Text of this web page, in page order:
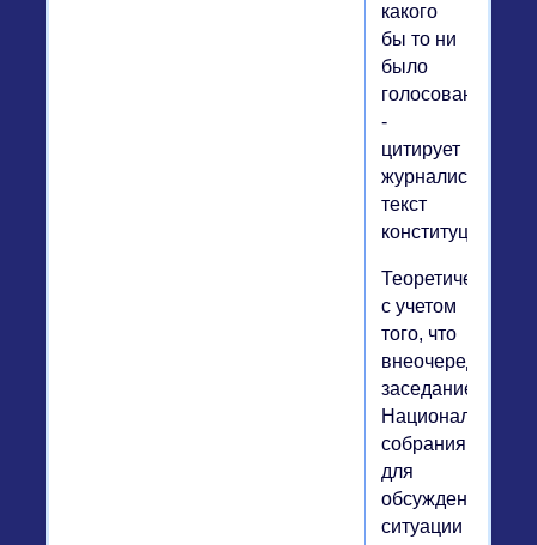
какого
бы то ни
было
голосования",
-
цитирует
журналист
текст
конституции.
Теоретически,
с учетом
того, что
внеочередное
заседание
Национального
собрания
для
обсуждения
ситуации